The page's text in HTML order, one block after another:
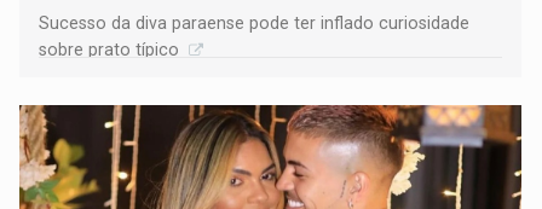
Sucesso da diva paraense pode ter inflado curiosidade
sobre prato típico